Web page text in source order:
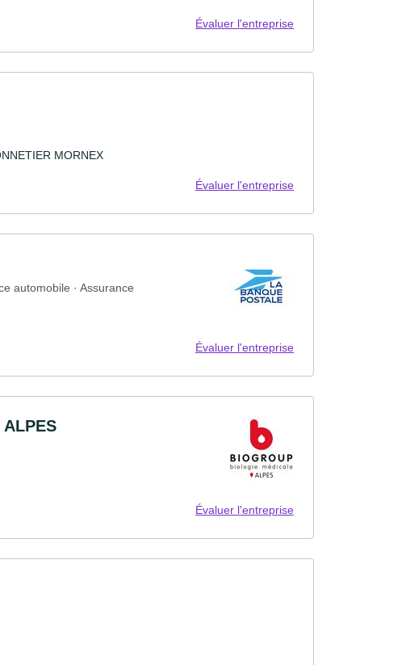
Évaluer l'entreprise
MORNEX
Évaluer l'entreprise
automobile · Assurance
Évaluer l'entreprise
Évaluer l'entreprise